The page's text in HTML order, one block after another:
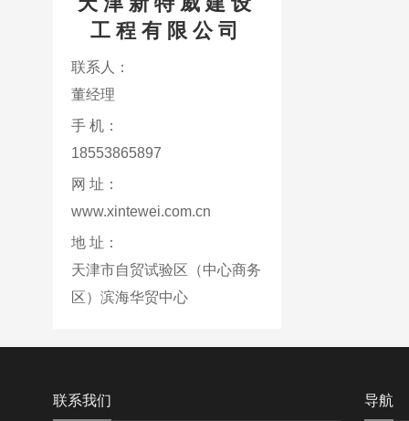
工程有限公司
联系人：
董经理
手 机：
18553865897
网 址：
www.xintewei.com.cn
地 址：
天津市自贸试验区（中心商务
区）滨海华贸中心
联系我们 导航